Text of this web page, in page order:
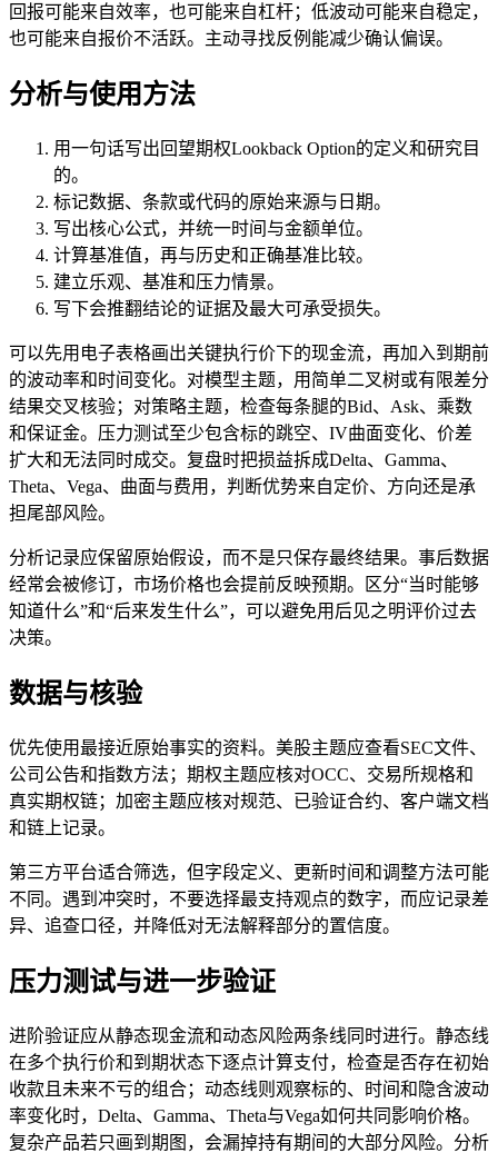
回报可能来自效率，也可能来自杠杆；低波动可能来自稳定，
也可能来自报价不活跃。主动寻找反例能减少确认偏误。
分析与使用方法
用一句话写出回望期权Lookback Option的定义和研究目
的。
标记数据、条款或代码的原始来源与日期。
写出核心公式，并统一时间与金额单位。
计算基准值，再与历史和正确基准比较。
建立乐观、基准和压力情景。
写下会推翻结论的证据及最大可承受损失。
可以先用电子表格画出关键执行价下的现金流，再加入到期前
的波动率和时间变化。对模型主题，用简单二叉树或有限差分
结果交叉核验；对策略主题，检查每条腿的Bid、Ask、乘数
和保证金。压力测试至少包含标的跳空、IV曲面变化、价差
扩大和无法同时成交。复盘时把损益拆成Delta、Gamma、
Theta、Vega、曲面与费用，判断优势来自定价、方向还是承
担尾部风险。
分析记录应保留原始假设，而不是只保存最终结果。事后数据
经常会被修订，市场价格也会提前反映预期。区分“当时能够
知道什么”和“后来发生什么”，可以避免用后见之明评价过去
决策。
数据与核验
优先使用最接近原始事实的资料。美股主题应查看SEC文件、
公司公告和指数方法；期权主题应核对OCC、交易所规格和
真实期权链；加密主题应核对规范、已验证合约、客户端文档
和链上记录。
第三方平台适合筛选，但字段定义、更新时间和调整方法可能
不同。遇到冲突时，不要选择最支持观点的数字，而应记录差
异、追查口径，并降低对无法解释部分的置信度。
压力测试与进一步验证
进阶验证应从静态现金流和动态风险两条线同时进行。静态线
在多个执行价和到期状态下逐点计算支付，检查是否存在初始
收款且未来不亏的组合；动态线则观察标的、时间和隐含波动
率变化时，Delta、Gamma、Theta与Vega如何共同影响价格。
复杂产品若只画到期图，会漏掉持有期间的大部分风险。分析